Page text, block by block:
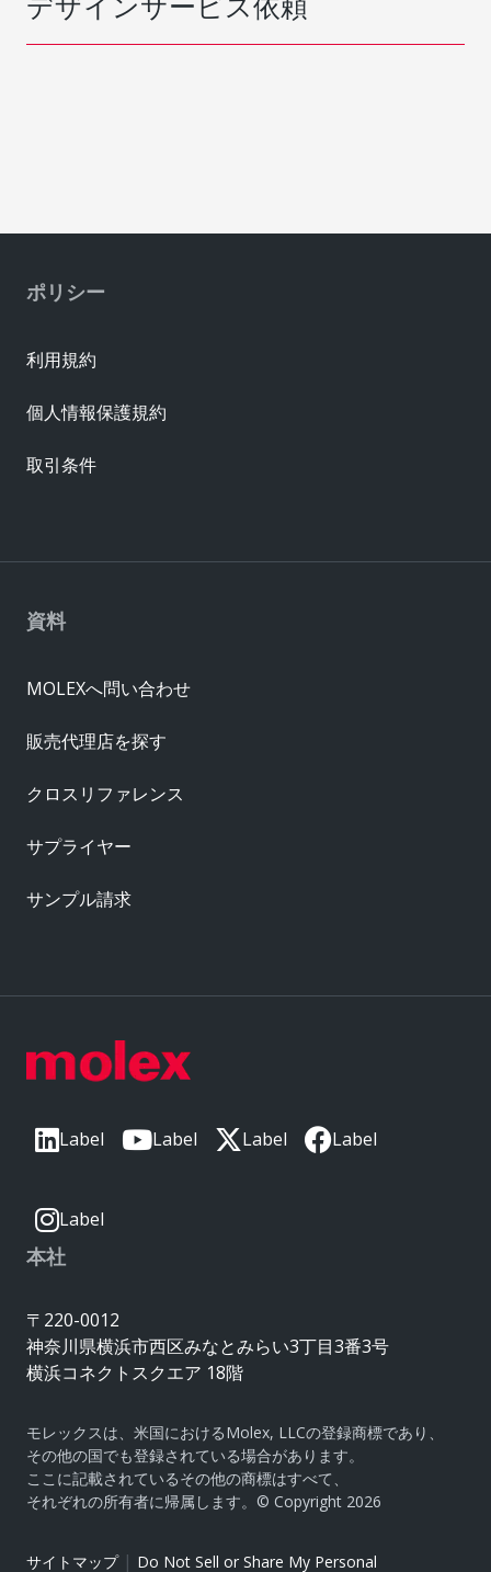
Label Label Label Label
Label
本社
〒220-0012
神奈川県横浜市西区みなとみらい3丁目3番3号
横浜コネクトスクエア 18階
モレックスは、米国におけるMolex, LLCの登録商標であり、
その他の国でも登録されている場合があります。
ここに記載されているその他の商標はすべて、
それぞれの所有者に帰属します。© Copyright 2026
サイトマップ| Do Not Sell or Share My Personal
資料
MOLEXへ問い合わせ
販売代理店を探す
クロスリファレンス
サプライヤー
サンプル請求
ポリシー
利用規約
個人情報保護規約
取引条件